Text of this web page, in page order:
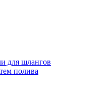
для шлангов
полива